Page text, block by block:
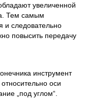
увеличенной
Тем самым
и следовательно
повысить передачу
инструмент
оси
„под углом“.